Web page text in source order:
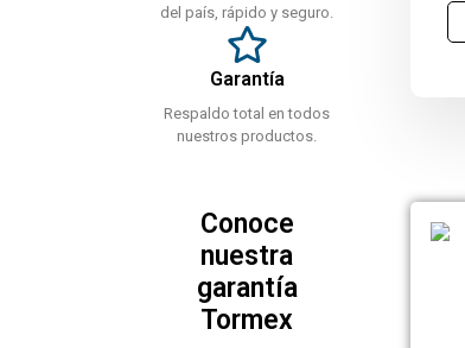
del país, rápido y seguro.
Garantía
Respaldo total en todos
nuestros productos.
Conoce
nuestra
garantía
Tormex